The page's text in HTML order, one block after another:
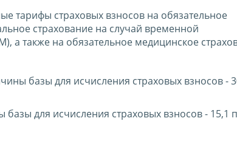
тарифы страховых взносов на обязательное
страхование на случай временной
а также на обязательное медицинское
базы для исчисления страховых взносов -
для исчисления страховых взносов - 15,1